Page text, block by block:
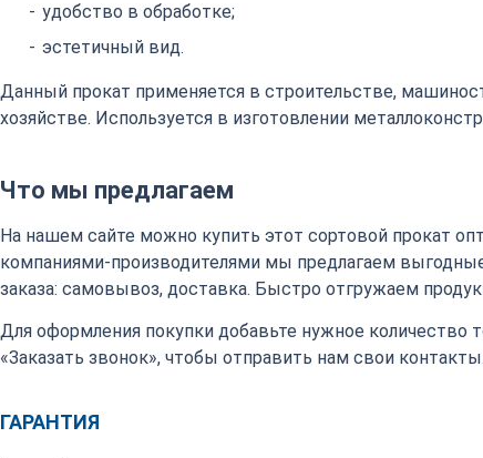
удобство в обработке;
эстетичный вид.
Данный прокат применяется в строительстве,
хозяйстве. Используется в изготовлении
Что мы предлагаем
На нашем сайте можно купить этот сортовой прокат
компаниями-производителями мы предлагаем
заказа: самовывоз, доставка. Быстро отгружаем
Для оформления покупки добавьте нужное количество
«Заказать звонок», чтобы отправить нам свои
ГАРАНТИЯ